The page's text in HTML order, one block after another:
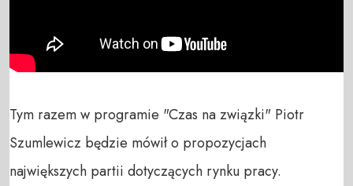
Tym razem w programie "Czas na związki" Piotr
Szumlewicz będzie mówił o propozycjach
największych partii dotyczących rynku pracy.